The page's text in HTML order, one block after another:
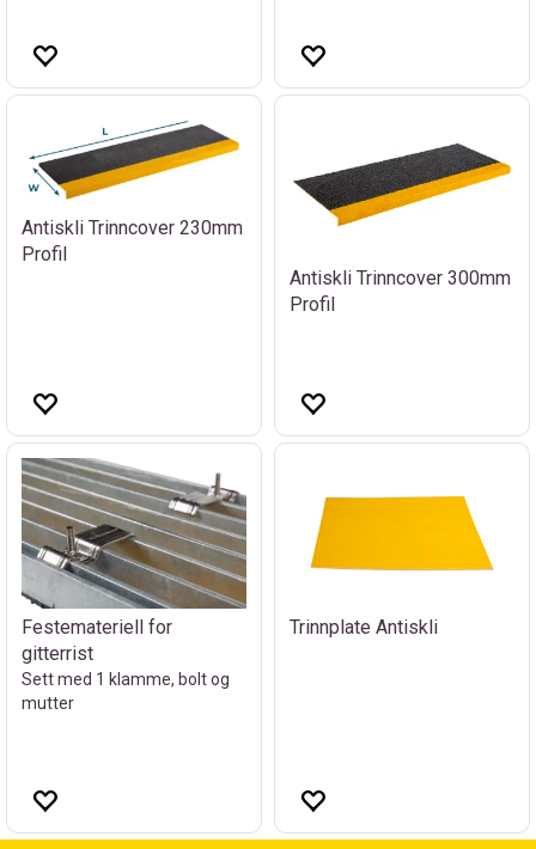
Antiskli Trinncover 230mm
Profil
Antiskli Trinncover 300mm
Profil
Festemateriell for
gitterrist
Sett med 1 klamme, bolt og
mutter
Trinnplate Antiskli